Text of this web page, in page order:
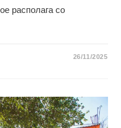
располага со
26/11/2025